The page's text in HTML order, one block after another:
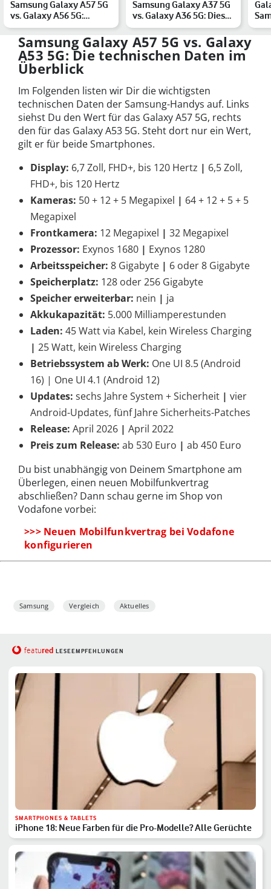
Samsung Galaxy A57 5G
vs. Galaxy A56 5G:
Vergleich der
Mittelklas…
Samsung Galaxy A37 5G
vs. Galaxy A36 5G: Diese
Unterschiede sollt…
Samsung Galaxy A57 5G vs. Galaxy
A53 5G: Die technischen Daten im
Überblick
Im Folgenden listen wir Dir die wichtigsten
technischen Daten der Samsung-Handys auf. Links
siehst Du den Wert für das Galaxy A57 5G, rechts
den für das Galaxy A53 5G. Steht dort nur ein Wert,
gilt er für beide Smartphones.
Display: 6,7 Zoll, FHD+, bis 120 Hertz | 6,5 Zoll,
FHD+, bis 120 Hertz
Kameras: 50 + 12 + 5 Megapixel | 64 + 12 + 5 + 5
Megapixel
Frontkamera: 12 Megapixel | 32 Megapixel
Prozessor: Exynos 1680 | Exynos 1280
Arbeitsspeicher: 8 Gigabyte | 6 oder 8 Gigabyte
Speicherplatz: 128 oder 256 Gigabyte
Speicher erweiterbar: nein | ja
Akkukapazität: 5.000 Milliamperestunden
Laden: 45 Watt via Kabel, kein Wireless Charging
| 25 Watt, kein Wireless Charging
Betriebssystem ab Werk: One UI 8.5 (Android
16) | One UI 4.1 (Android 12)
Updates: sechs Jahre System + Sicherheit | vier
Android-Updates, fünf Jahre Sicherheits-Patches
Release: April 2026 | April 2022
Preis zum Release: ab 530 Euro | ab 450 Euro
Du bist unabhängig von Deinem Smartphone am
Überlegen, einen neuen Mobilfunkvertrag
abschließen? Dann schau gerne im Shop von
Vodafone vorbei:
>>> Neuen Mobilfunkvertrag bei Vodafone
konfigurieren
Samsung Vergleich Aktuelles
featured LESEEMPFEHLUNGEN
SMARTPHONES & TABLETS
iPhone 18: Neue Farben für die Pro-Modelle? Alle Gerüchte